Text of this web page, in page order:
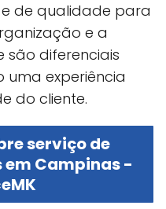
e de qualidade para
e a
diferenciais
experiência
do cliente.
serviço de
Campinas -